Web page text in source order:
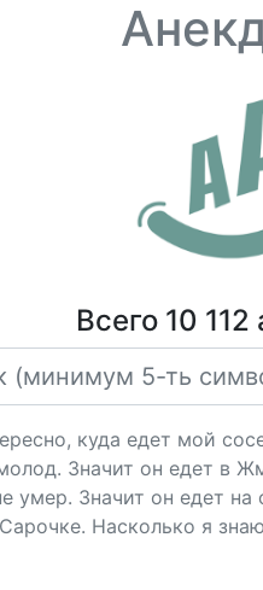
Всего 10 112
куда едет мой
Значит он едет в
Значит он едет на
Насколько я